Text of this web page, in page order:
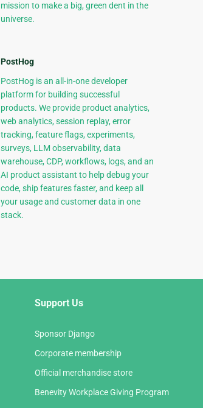
mission to make a big, green dent in the
universe.
PostHog
PostHog is an all-in-one developer
platform for building successful
products. We provide product analytics,
web analytics, session replay, error
tracking, feature flags, experiments,
surveys, LLM observability, data
warehouse, CDP, workflows, logs, and an
AI product assistant to help debug your
code, ship features faster, and keep all
your usage and customer data in one
stack.
Support Us
Sponsor Django
Corporate membership
Official merchandise store
Benevity Workplace Giving Program